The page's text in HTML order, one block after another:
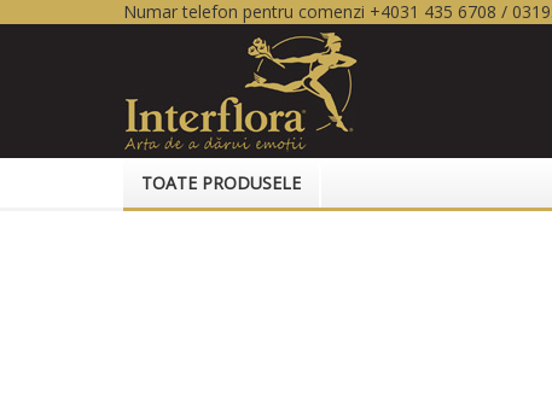
Numar telefon pentru comenzi +4031 435 6708 /
TOATE PRODUSELE